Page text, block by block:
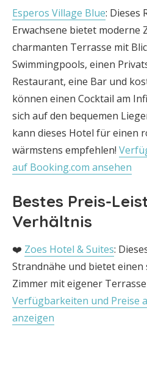
Esperos Village Blue: Dieses
Erwachsene bietet moderne
charmanten Terrasse mit
Swimmingpools, einen
Restaurant, eine Bar und
können einen Cocktail am
sich auf den bequemen
kann dieses Hotel für einen
wärmstens empfehlen!
auf Booking.com ansehen
Bestes Preis-
Verhältnis
❤️ Zoes Hotel & Suites:
Strandnähe und bietet einen
Zimmer mit eigener
Verfügbarkeiten und Preise
anzeigen